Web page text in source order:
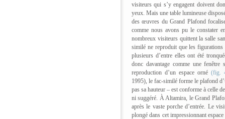
visiteurs qui s’y engagent doivent
yeux. Mais une table lumineuse
des œuvres du Grand Plafond
comme nous avons pu le constater
nombreux visiteurs quittent la salle
similé ne reproduit que les
plusieurs d’entre elles ont été
donc davantage comme une
reproduction d’un espace orné (fig.
1995), le fac-similé forme le plafond
pas sa hauteur – est conforme à celle
ni suggéré. À Altamira, le Grand
après le vaste porche d’entrée. Le
plongé dans cet impressionnant